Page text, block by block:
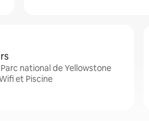
national de Yellowstone
et Piscine